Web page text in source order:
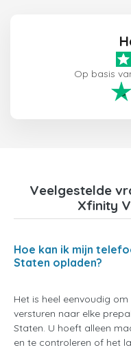
Op basis
Veelgestelde
Xfinity
Hoe kan ik mijn
Staten opladen?
Het is heel eenvoudig
versturen naar elke
Staten. U hoeft alleen
en te controleren of het